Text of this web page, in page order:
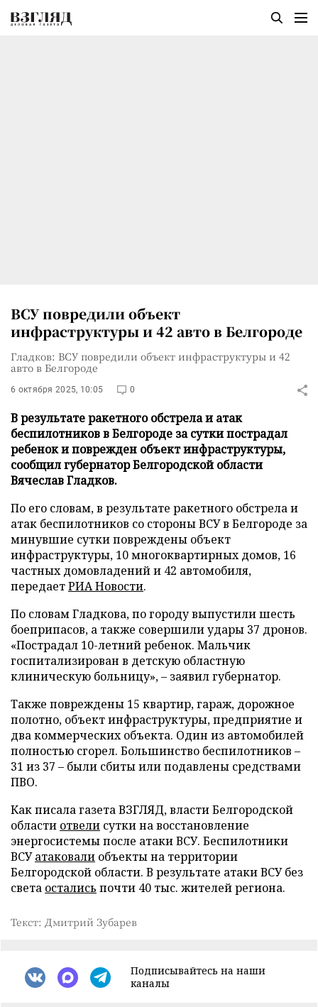
ВСУ повредили объект
инфраструктуры и 42 авто в Белгороде
Гладков: ВСУ повредили объект инфраструктуры и 42
авто в Белгороде
6 октября 2025, 10:05 0
В результате ракетного обстрела и атак
беспилотников в Белгороде за сутки пострадал
ребенок и поврежден объект инфраструктуры,
сообщил губернатор Белгородской области
Вячеслав Гладков.
По его словам, в результате ракетного обстрела и
атак беспилотников со стороны ВСУ в Белгороде за
минувшие сутки повреждены объект
инфраструктуры, 10 многоквартирных домов, 16
частных домовладений и 42 автомобиля,
передаетРИА Новости.
По словам Гладкова, по городу выпустили шесть
боеприпасов, а также совершили удары 37 дронов.
«Пострадал 10-летний ребенок. Мальчик
госпитализирован в детскую областную
клиническую больницу», – заявил губернатор.
Также повреждены 15 квартир, гараж, дорожное
полотно, объект инфраструктуры, предприятие и
два коммерческих объекта. Один из автомобилей
полностью сгорел. Большинство беспилотников –
31 из 37 – были сбиты или подавлены средствами
ПВО.
Как писала газета ВЗГЛЯД, власти Белгородской
области отвели сутки на восстановление
энергосистемы после атаки ВСУ. Беспилотники
ВСУатаковали объекты на территории
Белгородской области. В результате атаки ВСУ без
света остались почти 40 тыс. жителей региона.
Текст: Дмитрий Зубарев
Подписывайтесь на наши
каналы